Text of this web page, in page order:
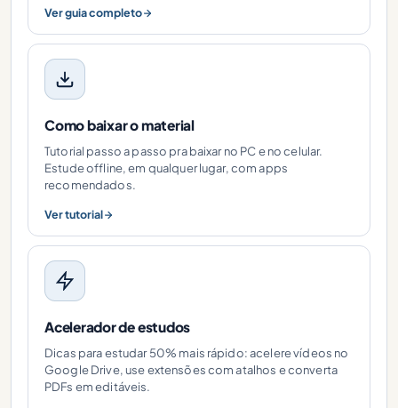
Ver guia completo
Como baixar o material
Tutorial passo a passo pra baixar no PC e no celular.
Estude offline, em qualquer lugar, com apps
recomendados.
Ver tutorial
Acelerador de estudos
Dicas para estudar 50% mais rápido: acelere vídeos no
Google Drive, use extensões com atalhos e converta
PDFs em editáveis.